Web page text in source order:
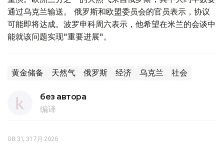
通过乌克兰输送。 俄罗斯和欧盟委员会的官员表示，协议
可能即将达成。波罗申科周六表示，他希望在米兰的会谈中
能就该问题实现"重要进展"。
黄金储备 天然气 俄罗斯 经济 乌克兰 社会
без автора
编译
08:31, 31 7月 2026